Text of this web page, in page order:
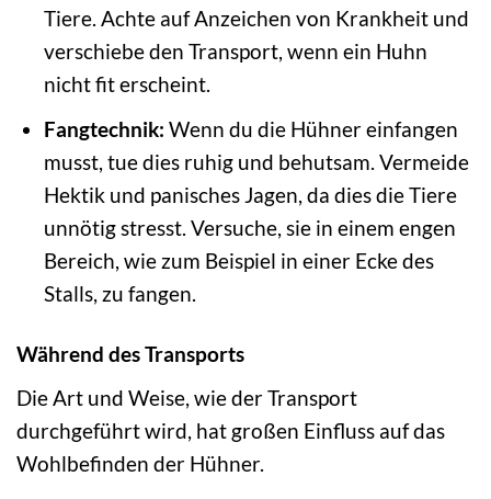
Tiere. Achte auf Anzeichen von Krankheit und
verschiebe den Transport, wenn ein Huhn
nicht fit erscheint.
Fangtechnik: Wenn du die Hühner einfangen
musst, tue dies ruhig und behutsam. Vermeide
Hektik und panisches Jagen, da dies die Tiere
unnötig stresst. Versuche, sie in einem engen
Bereich, wie zum Beispiel in einer Ecke des
Stalls, zu fangen.
Während des Transports
Die Art und Weise, wie der Transport
durchgeführt wird, hat großen Einfluss auf das
Wohlbefinden der Hühner.